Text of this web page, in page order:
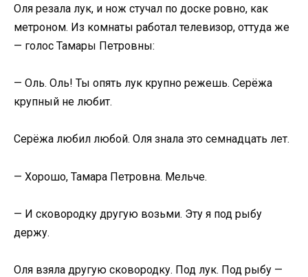
Оля резала лук, и нож стучал по доске ровно, как
метроном. Из комнаты работал телевизор, оттуда же
— голос Тамары Петровны:
— Оль. Оль! Ты опять лук крупно режешь. Серёжа
крупный не любит.
Серёжа любил любой. Оля знала это семнадцать лет.
— Хорошо, Тамара Петровна. Мельче.
— И сковородку другую возьми. Эту я под рыбу
держу.
Оля взяла другую сковородку. Под лук. Под рыбу —